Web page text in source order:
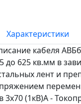
Характеристики
кабеля
до 625 кв.мм в
лент и
(1кВ)А -